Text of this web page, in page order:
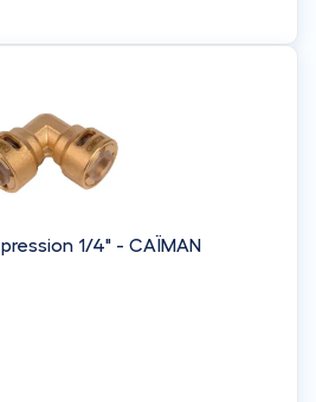
1/4" - CAÏMAN